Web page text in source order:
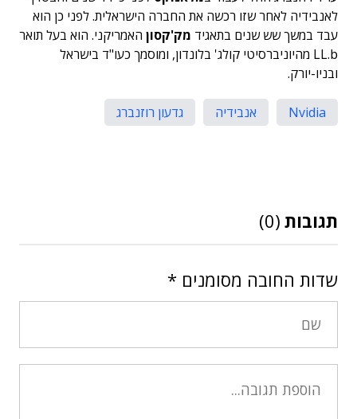
לאנבידיה לאחר שזו רכשה את החברה הישראלית. לפני כן הוא
עבד במשך שש שנים בתאגיד מק'קסון האמריקני. הוא בעל תואר
LL.b מהיוניברסיטי קולג' בלונדון, ומוסמך כעו"ד בישראל
ובניו-יורק.
Nvidia אנבידיה גדעון רוזנברג
תגובות (0)
שדות החובה מסומנים *